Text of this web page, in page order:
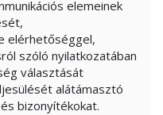
elemeinek
elérhetőséggel,
szóló nyilatkozatában
választását
alátámasztó
bizonyítékokat.